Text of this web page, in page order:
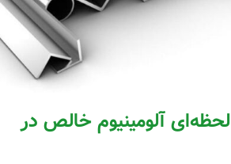
آلومینیوم خالص در